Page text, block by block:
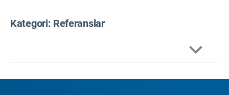
Kategori: Referanslar
Colette, A. ve ark., 2013, 2050'de Avrupa atmosferi,